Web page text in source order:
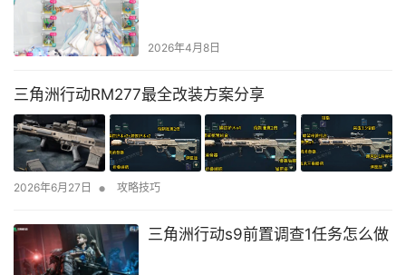
2026年4月8日
三角洲行动RM277最全改装方案分享
2026年6月27日 • 攻略技巧
三角洲行动s9前置调查1任务怎么做